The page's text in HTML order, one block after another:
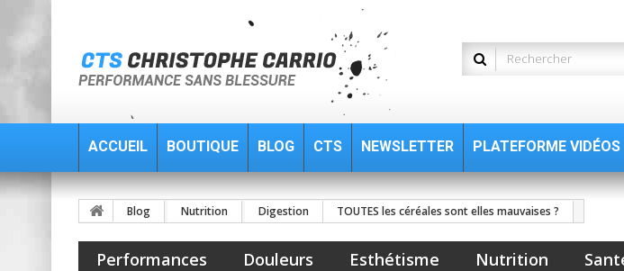
ACCUEIL BOUTIQUE BLOG CTS NEWSLETTER PLATEFORME VIDÉOS
Blog Nutrition Digestion TOUTES les céréales sont elles mauvaises ?
Performances Douleurs Esthétisme Nutrition